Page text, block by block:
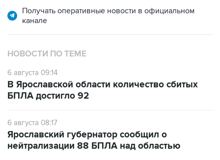
НОВОСТИ ПО ТЕМЕ
6 августа 09:14
БПЛА достигло 92
6 августа 08:17
нейтрализации 88 БПЛА над областью
6 августа 03:04